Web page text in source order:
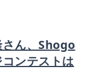
ん、Shogo
ンテストは